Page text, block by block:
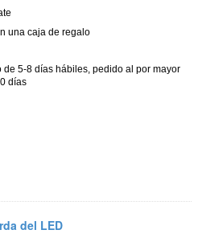
una caja de regalo
de 5-8 días hábiles, pedido al por mayor
días
del LED